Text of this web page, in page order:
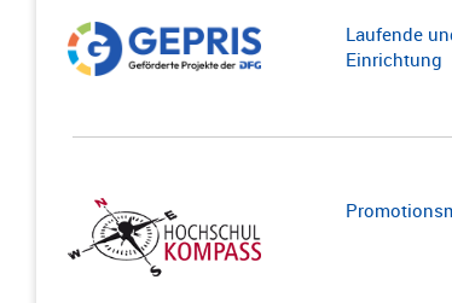
Laufende
Einrichtung